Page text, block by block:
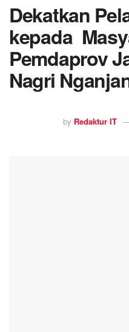
Dekatkan
kepada
Pemdaprov
Nagri
by Redaktur IT